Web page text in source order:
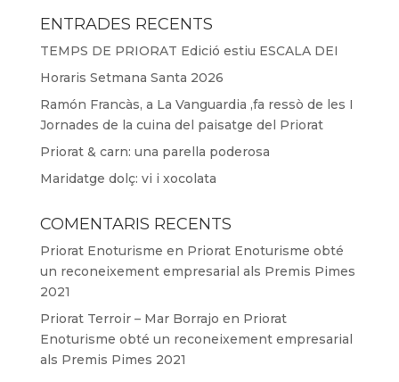
ENTRADES RECENTS
TEMPS DE PRIORAT Edició estiu ESCALA DEI
Horaris Setmana Santa 2026
Ramón Francàs, a La Vanguardia ,fa ressò de les I
Jornades de la cuina del paisatge del Priorat
Priorat & carn: una parella poderosa
Maridatge dolç: vi i xocolata
COMENTARIS RECENTS
Priorat Enoturisme en Priorat Enoturisme obté
un reconeixement empresarial als Premis Pimes
2021
Priorat Terroir – Mar Borrajo en Priorat
Enoturisme obté un reconeixement empresarial
als Premis Pimes 2021